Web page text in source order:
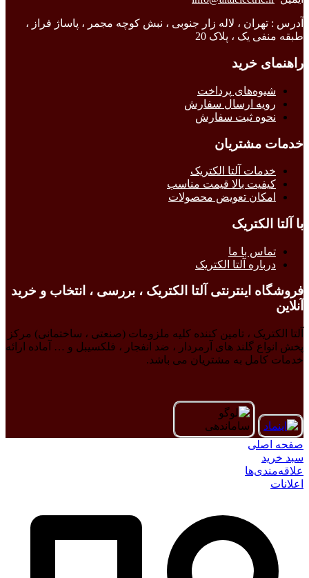
آدرس : تهران ، لاله زار جنوبی ، نبش کوچه مجمر ، پاساژ فراز ،
طبقه منفی یک ، پلاک 20
راهنمای خرید
شیوه‌های پرداخت
رویه ارسال سفارش
نحوه ثبت سفارش
خدمات مشتریان
خدمات آلتا الکتریک
کیفیت بالا قیمت مناسب
امکان تعویض محصولات
با آلتا الکتریک
تماس با ما
درباره آلتا الکتریک
فروشگاه اینترنتی آلتا الکتریک ، بررسی ، انتخاب و خرید
آنلاین
آلتا الکتریک ، تامین کننده کلیه ملزومات (صنعتی ، ساختمانی) مرکز
پخش انواع گلند های آرمردار ، ضد انفجار ، فلکسیبل و … آماده ارائه
خدمات کامل به مشتریان می باشد.
صفحه اصلی
سبد خرید
علاقه‌مندی‌ها
اعلانات